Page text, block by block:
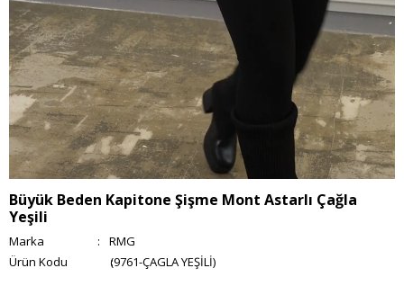
Büyük Beden Kapitone Şişme Mont Astarlı Çağla
Yeşili
Marka :
RMG
(9761-ÇAGLA YEŞİLİ)